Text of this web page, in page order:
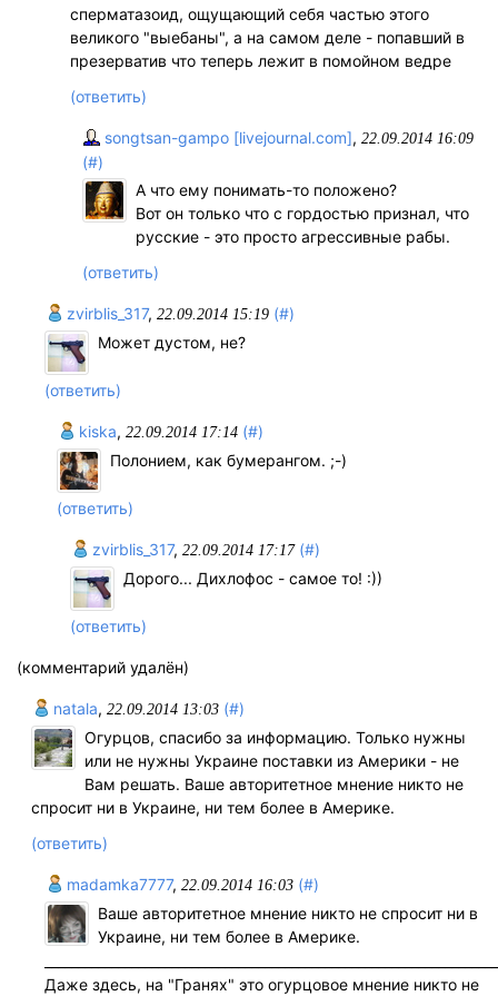
сперматазоид, ощущающий себя частью этого
великого "выебаны", а на самом деле - попавший в
презерватив что теперь лежит в помойном ведре
(ответить)
songtsan-gampo [livejournal.com],22.09.2014 16:09
(#)
А что ему понимать-то положено?
Вот он только что с гордостью признал, что
русские - это просто агрессивные рабы.
(ответить)
zvirblis_317, 22.09.2014 15:19 (#)
Может дустом, не?
(ответить)
kiska,22.09.2014 17:14 (#)
Полонием, как бумерангом. ;-)
(ответить)
zvirblis_317, 22.09.2014 17:17 (#)
Дорого... Дихлофос - самое то! :))
(ответить)
(комментарий удалён)
natala, 22.09.2014 13:03 (#)
Огурцов, спасибо за информацию. Только нужны
или не нужны Украине поставки из Америки - не
Вам решать. Ваше авторитетное мнение никто не
спросит ни в Украине, ни тем более в Америке.
(ответить)
madamka7777, 22.09.2014 16:03 (#)
Ваше авторитетное мнение никто не спросит ни в
Украине, ни тем более в Америке.
Даже здесь, на "Гранях" это огурцовое мнение никто не